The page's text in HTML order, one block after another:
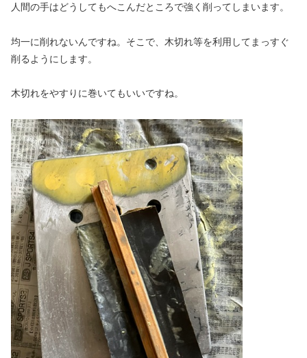
人間の手はどうしてもへこんだところで強く削ってしまいます。
均一に削れないんですね。そこで、木切れ等を利用してまっすぐ
削るようにします。
木切れをやすりに巻いてもいいですね。